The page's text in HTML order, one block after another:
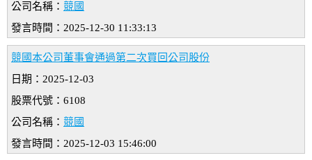
公司名稱： 競國
發言時間：2025-12-30 11:33:13
競國本公司董事會通過第二次買回公司股份
日期：2025-12-03
股票代號：6108
公司名稱： 競國
發言時間：2025-12-03 15:46:00